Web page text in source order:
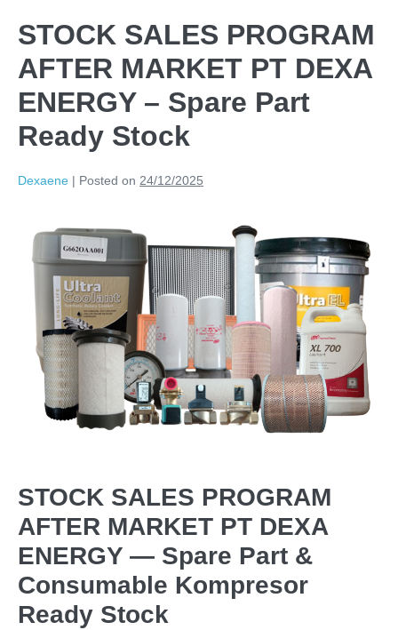
STOCK SALES PROGRAM
AFTER MARKET PT DEXA
ENERGY – Spare Part
Ready Stock
Dexaene | Posted on 24/12/2025
STOCK SALES PROGRAM
AFTER MARKET PT DEXA
ENERGY — Spare Part &
Consumable Kompresor
Ready Stock